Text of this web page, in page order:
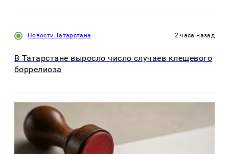
Новости Татарстана 2 часа назад
В Татарстане выросло число случаев клещевого
боррелиоза